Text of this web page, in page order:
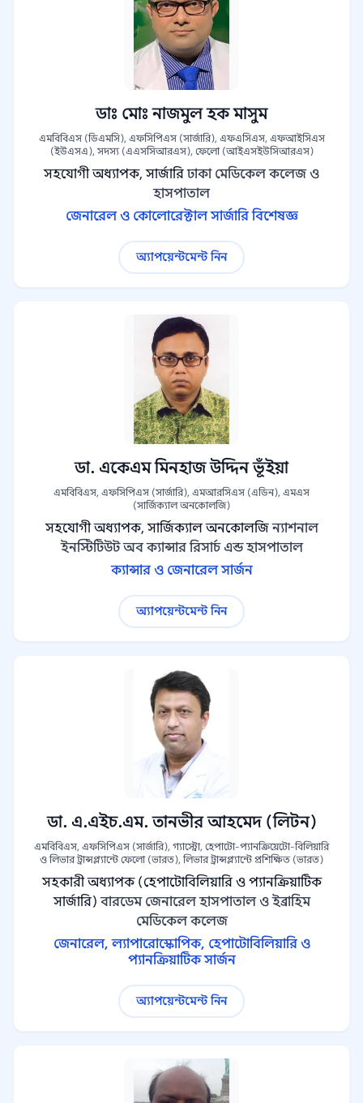
ডাঃ মোঃ নাজমুল হক মাসুম
এমবিবিএস (ডিএমসি), এফসিপিএস (সার্জারি), এফএসিএস, এফআইসিএস
(ইউএসএ), সদস্য (এএসসিআরএস), ফেলো (আইএসইউসিআরএস)
সহযোগী অধ্যাপক, সার্জারি ঢাকা মেডিকেল কলেজ ও
হাসপাতাল
জেনারেল ও কোলোরেক্টাল সার্জারি বিশেষজ্ঞ
অ্যাপয়েন্টমেন্ট নিন
ডা. একেএম মিনহাজ উদ্দিন ভূঁইয়া
এমবিবিএস, এফসিপিএস (সার্জারি), এমআরসিএস (এডিন), এমএস
(সার্জিক্যাল অনকোলজি)
সহযোগী অধ্যাপক, সার্জিক্যাল অনকোলজি ন্যাশনাল
ইনস্টিটিউট অব ক্যান্সার রিসার্চ এন্ড হাসপাতাল
ক্যান্সার ও জেনারেল সার্জন
অ্যাপয়েন্টমেন্ট নিন
ডা. এ.এইচ.এম. তানভীর আহমেদ (লিটন)
এমবিবিএস, এফসিপিএস (সার্জারি), গ্যাস্ট্রো, হেপাটো-প্যানক্রিয়েটো-বিলিয়ারি
ও লিভার ট্রান্সপ্ল্যান্টে ফেলো (ভারত), লিভার ট্রান্সপ্ল্যান্টে প্রশিক্ষিত (ভারত)
সহকারী অধ্যাপক (হেপাটোবিলিয়ারি ও প্যানক্রিয়াটিক
সার্জারি) বারডেম জেনারেল হাসপাতাল ও ইব্রাহিম
মেডিকেল কলেজ
জেনারেল, ল্যাপারোস্কোপিক, হেপাটোবিলিয়ারি ও
প্যানক্রিয়াটিক সার্জন
অ্যাপয়েন্টমেন্ট নিন